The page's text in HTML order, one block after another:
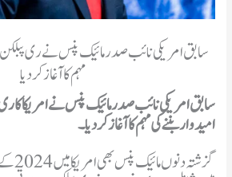
سابق امریکی نائب صدر مائیک پنس نے ری پبلکن
مہم کا آغاز کر دیا
سابق امریکی نائب صدر مائیک پنس نے امریکا کا
امیدواربننے کی مہم کا آغاز کر دیا۔